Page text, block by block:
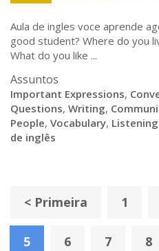
Aula de ingles voce aprende
good student? Where do you
What do you like ...
Assuntos
Important Expressions,
Questions, Writing,
People, Vocabulary, Listening
de inglês
< Primeira 1
5 6 7 8